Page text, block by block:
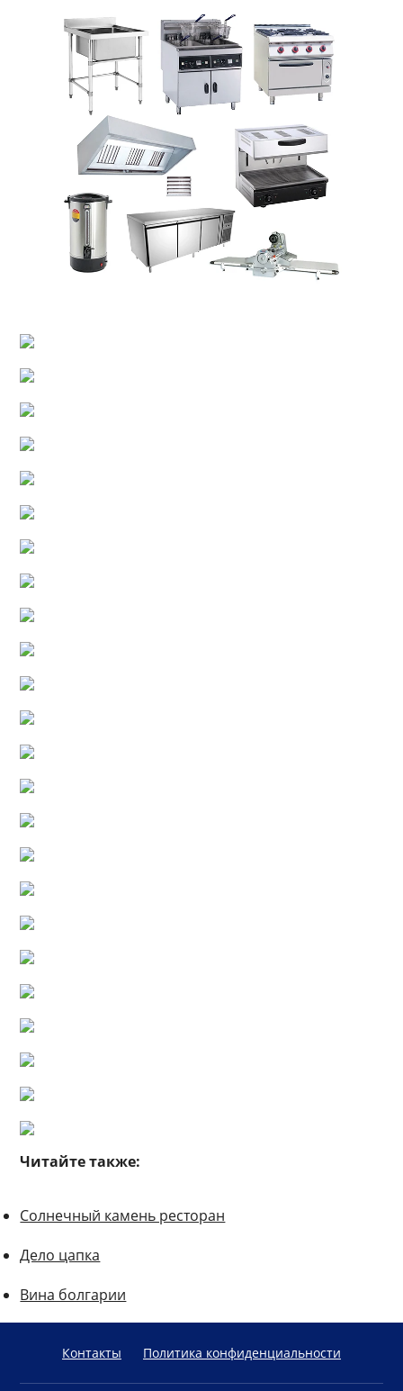
Читайте также:
Солнечный камень ресторан
Дело цапка
Вина болгарии
Контакты Политика конфиденциальности